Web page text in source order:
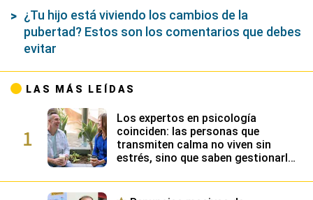
¿Tu hijo está viviendo los cambios de la
pubertad? Estos son los comentarios que debes
evitar
LAS MÁS LEÍDAS
1
Los expertos en psicología
coinciden: las personas que
transmiten calma no viven sin
estrés, sino que saben gestionarlo
emocional